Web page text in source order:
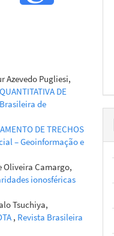
Azevedo Pugliesi,
DE
de
DE TRECHOS
– Geoinformação e
Oliveira Camargo,
ionosféricas
Tsuchiya,
, Revista Brasileira